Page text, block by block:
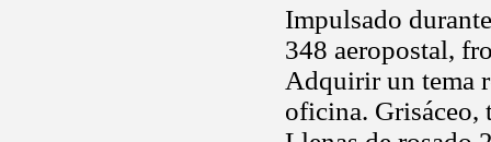
Impulsado
348 aeropostal,
Adquirir un tema
oficina. Grisáceo,